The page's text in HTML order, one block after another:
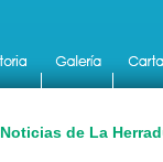
Noticias de La